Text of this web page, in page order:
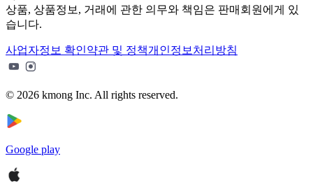
상품, 상품정보, 거래에 관한 의무와 책임은 판매회원에게 있
습니다.
사업자정보 확인약관 및 정책개인정보처리방침
© 2026 kmong Inc. All rights reserved.
Google play